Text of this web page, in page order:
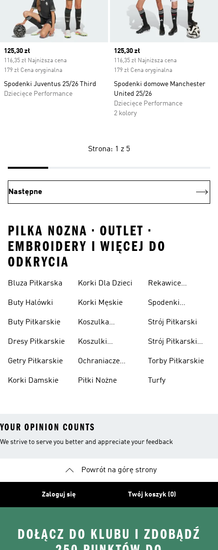
Current price
125,30 zł
116,35 zł Najniższa cena
179 zł Cena oryginalna
Spodenki Juventus 25/26 Third
Dziecięce Performance
Current price
125,30 zł
116,35 zł Najniższa cena
179 zł Cena oryginalna
Spodenki domowe Manchester
United 25/26
Dziecięce Performance
2 kolory
Strona: 1 z 5
Następne
PILKA NOZNA • OUTLET •
EMBROIDERY I WIĘCEJ DO
ODKRYCIA
Bluza Piłkarska
Buty Halówki
Buty Piłkarskie
Dresy Piłkarskie
Getry Piłkarskie
Korki Damskie
Korki Dla Dzieci
Korki Męskie
Koszulka
Koszulki
Dzieci
Ochraniacze
Piłki Nożne
Rekawice
Spodenki
Strój Piłkarski
Strój Piłkarski
Torby Piłkarskie
Turfy
YOUR OPINION COUNTS
We strive to serve you better and appreciate your feedback
Powrót na górę strony
Zaloguj się Twój koszyk (0)
DOŁĄCZ DO KLUBU I ZDOBĄDŹ